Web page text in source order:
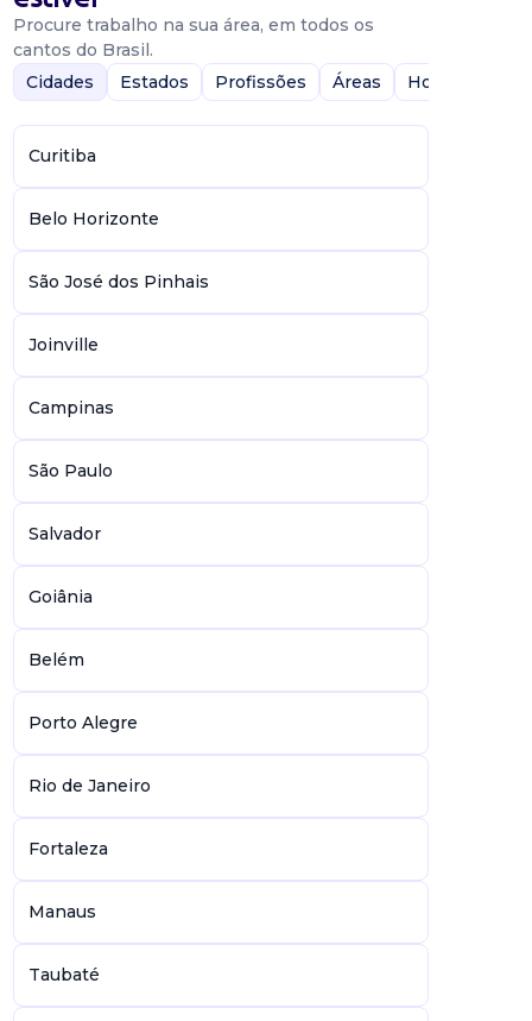
Procure trabalho na sua área, em todos os
cantos do Brasil.
Cidades
Estados Profissões Áreas Home-Office
Curitiba
Belo Horizonte
São José dos Pinhais
Joinville
Campinas
São Paulo
Salvador
Goiânia
Belém
Porto Alegre
Rio de Janeiro
Fortaleza
Manaus
Taubaté